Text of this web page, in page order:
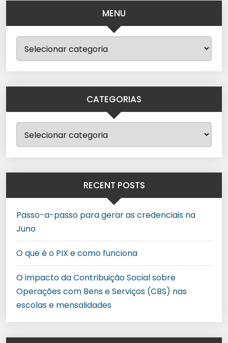
MENU
CATEGORIAS
RECENT POSTS
Passo-a-passo para gerar as credenciais na
Juno
O que é o PIX e como funciona
O impacto da Contribuição Social sobre
Operações com Bens e Serviços (CBS) nas
escolas e mensalidades